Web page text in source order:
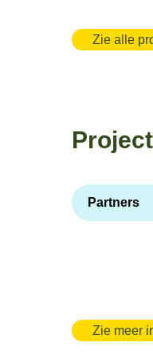
Zie alle
Partners
Zie meer